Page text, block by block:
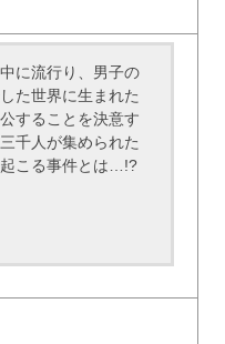
に流行り、男子の
た世界に生まれた
することを決意す
千人が集められた
こる事件とは…!?